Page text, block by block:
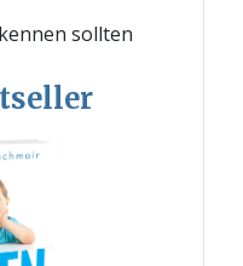
kennen sollten